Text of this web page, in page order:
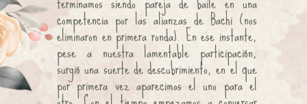
competencia por las alianzas de Bachi (nos
eliminaron en primera ronda). En ese instante,
pese a nuestra lamentable participación,
surgió una suerte de descubrimiento, en el que
por primera vez aparecimos el uno para el